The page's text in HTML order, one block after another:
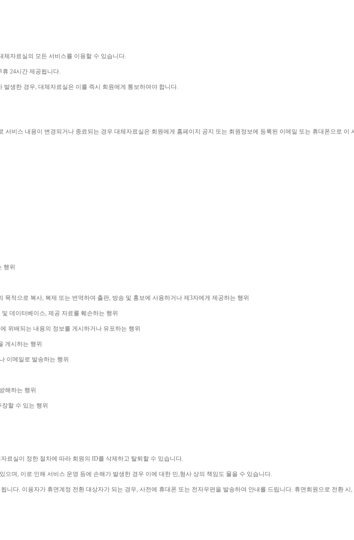
체자료실의 모든 서비스를 이용할 수 있습니다.
휴 24시간 제공됩니다.
발생한 경우, 대체자료실은 이를 즉시 회원에게 통보하여야 합니다.
비스 내용이 변경되거나 종료되는 경우 대체자료실은 회원에게 홈페이지 공지 또는 회원정보에 등록된 이메일 또는 휴대폰으로 이
행위
목적으로 복사, 복제 또는 번역하여 출판, 방송 및 홍보에 사용하거나 제 3자에게 제공하는 행위
데이터베이스, 제공 자료를 훼손하는 행위
위배되는 내용의 정보를 게시하거나 유포하는 행위
게시하는 행위
이메일로 발송하는 행위
해하는 행위
할 수 있는 행위
료실이 정한 절차에 따라 회원의 ID를 삭제하고 탈퇴할 수 있습니다.
으며, 이로 인해 서비스 운영 등에 손해가 발생한 경우 이에 대한 민,형사 상의 책임도 물을 수 있습니다.
니다. 이용자가 휴면계정 전환 대상자가 되는 경우, 사전에 휴대폰 또는 전자우편을 발송하여 안내를 드립니다. 휴면회원으로 전환 시 ,